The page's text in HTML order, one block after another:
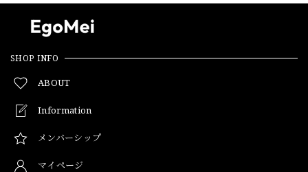
SHOP INFO
ABOUT
Information
メンバーシップ
マイページ